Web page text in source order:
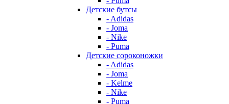
Детские бутсы
- Adidas
- Joma
- Nike
- Puma
Детские сороконожки
- Adidas
- Joma
- Kelme
- Nike
- Puma